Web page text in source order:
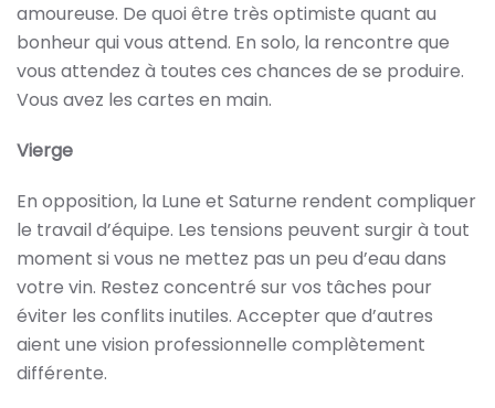
amoureuse. De quoi être très optimiste quant au
bonheur qui vous attend. En solo, la rencontre que
vous attendez à toutes ces chances de se produire.
Vous avez les cartes en main.
Vierge
En opposition, la Lune et Saturne rendent compliquer
le travail d’équipe. Les tensions peuvent surgir à tout
moment si vous ne mettez pas un peu d’eau dans
votre vin. Restez concentré sur vos tâches pour
éviter les conflits inutiles. Accepter que d’autres
aient une vision professionnelle complètement
différente.